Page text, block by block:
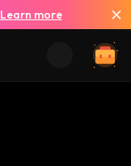
Learn more